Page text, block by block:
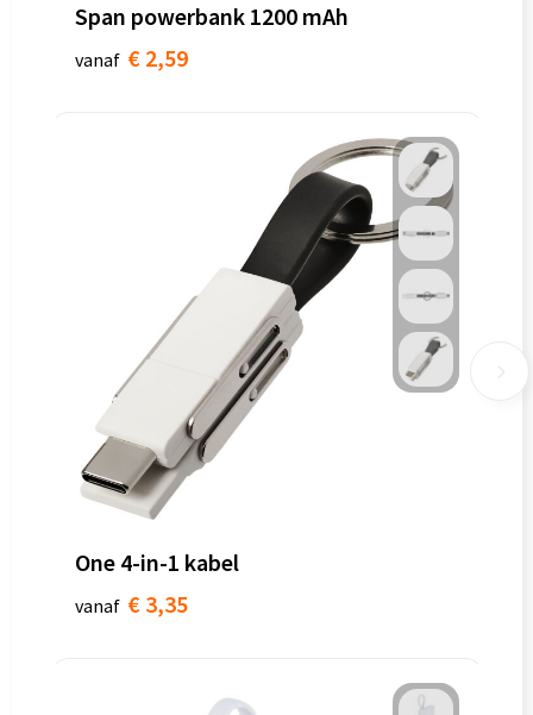
Span powerbank 1200 mAh
vanaf € 2,59
One 4-in-1 kabel
vanaf € 3,35